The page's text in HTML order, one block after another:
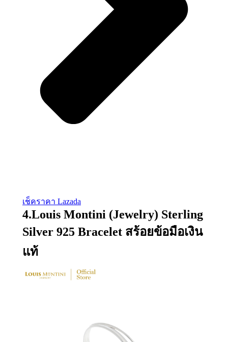
เช็คราคา Lazada
4.Louis Montini (Jewelry) Sterling
Silver 925 Bracelet สร้อยข้อมือเงิน
แท้